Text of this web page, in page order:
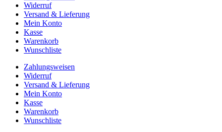
Widerruf
Versand & Lieferung
Mein Konto
Kasse
Warenkorb
Wunschliste
Zahlungsweisen
Widerruf
Versand & Lieferung
Mein Konto
Kasse
Warenkorb
Wunschliste